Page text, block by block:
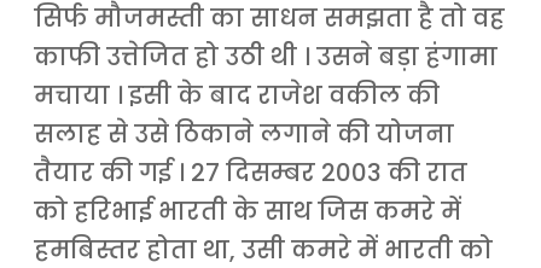
सिर्फ मौजमस्ती का साधन समझता है तो वह
काफी उत्तेजित हो उठी थी । उसने बड़ा हंगामा
मचाया । इसी के बाद राजेश वकील की
सलाह से उसे ठिकाने लगाने की योजना
तैयार की गई । 27 दिसम्बर 2003 की रात
को हरिभाई भारती के साथ जिस कमरे में
हमबिस्तर होता था, उसी कमरे में भारती को